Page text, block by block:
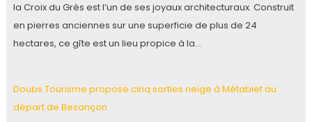
la Croix du Grès est l’un de ses joyaux architecturaux. Construit
en pierres anciennes sur une superficie de plus de 24
hectares, ce gîte est un lieu propice à la…
Doubs Tourisme propose cinq sorties neige à Métabief au
départ de Besançon